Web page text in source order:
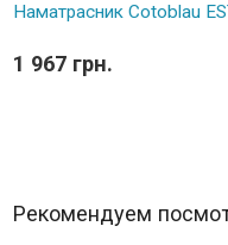
Наматрасник Cotoblau
1 967 грн.
Рекомендуем